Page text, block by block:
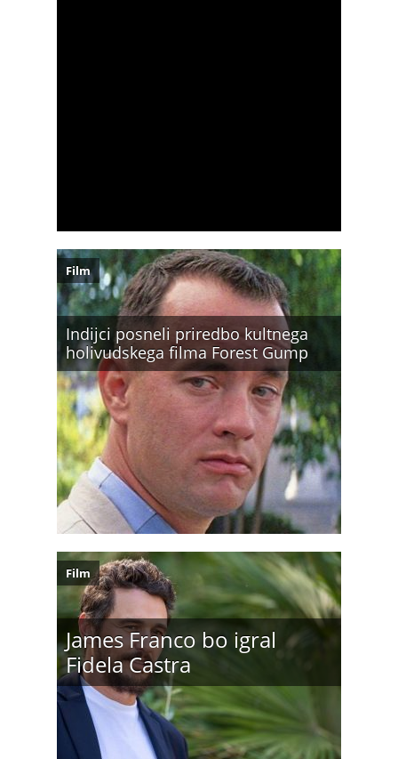
Indijci posneli priredbo kultnega
holivudskega filma Forest Gump
Film
James Franco bo igral
Fidela Castra
Film